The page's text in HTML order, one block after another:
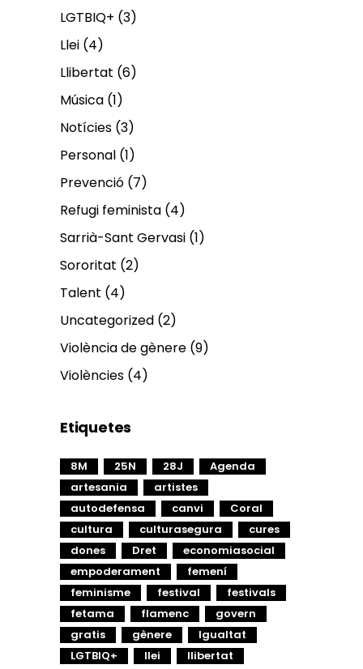
LGTBIQ+ (3)
Llei (4)
Llibertat (6)
Música (1)
Notícies (3)
Personal (1)
Prevenció (7)
Refugi feminista (4)
Sarrià-Sant Gervasi (1)
Sororitat (2)
Talent (4)
Uncategorized (2)
Violència de gènere (9)
Violències (4)
Etiquetes
8M 25N 28J
Agenda
artesania
artistes
autodefensa
canvi
Coral
cultura
culturasegura
cures
dones
Dret
economiasocial
empoderament
femení
feminisme
festival
festivals
fetama
flamenc
govern
gratis
gènere
Igualtat
LGTBIQ+
llei
llibertat